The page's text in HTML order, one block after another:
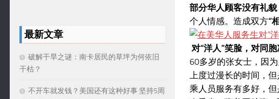
部分华人顾客没有礼
个人情感。造成双方“
对“洋人”笑脸，对同
60多岁的张女士，因
上度过漫长的时间，
乘人员服务有多好，
最新文章
破解干旱之谜：南卡居民的草坪为何依旧
干枯？
不开车就发钱？美国还有这种好事 坚持5周